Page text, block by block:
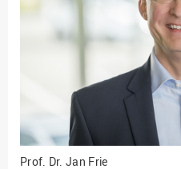
Fakultät Management,
Kultur und Technik
Fakultät Wirtschafts- und
Sozialwissenschaften
Finanzen
Forschung, Kooperation,
Drittmittel
Prof. Dr. Jan Frie